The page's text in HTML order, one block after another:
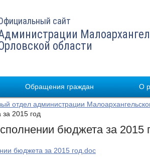
сайт
области
Обращения граждан О
отдел администрации
2015 год
бюджета за 2015
бюджета за 2015 год.doc